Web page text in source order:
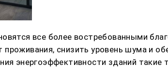
все более востребованными
снизить уровень шума и
энергоэффективности зданий